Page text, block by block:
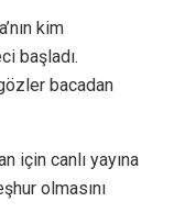
kim
başladı.
bacadan
için canlı yayına
olmasını